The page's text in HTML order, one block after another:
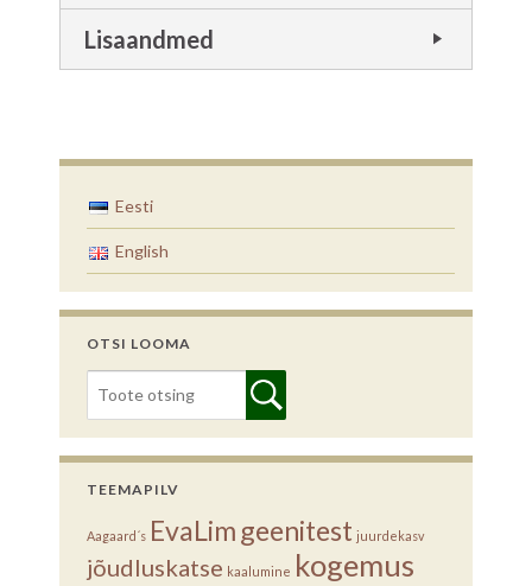
Lisaandmed
Eesti
English
OTSI LOOMA
TEEMAPILV
Aagaard´s EvaLim geenitest juurdekasv
jõudluskatse kaalumine kogemus